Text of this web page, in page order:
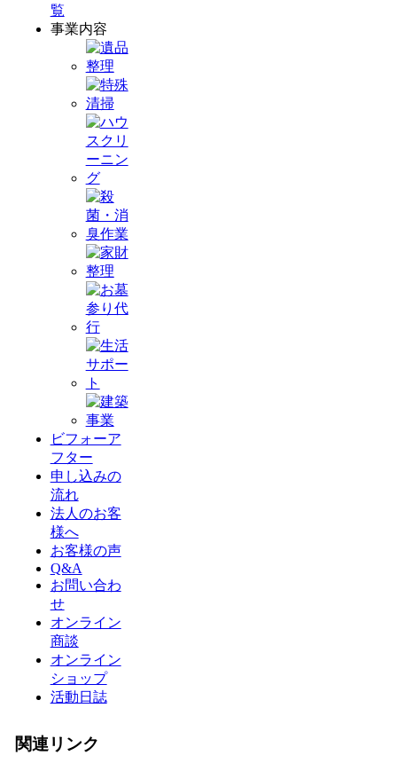
覧
事業内容
ビフォーア
フター
申し込みの
流れ
法人のお客
様へ
お客様の声
Q&A
お問い合わ
せ
オンライン
商談
オンライン
ショップ
活動日誌
関連リンク